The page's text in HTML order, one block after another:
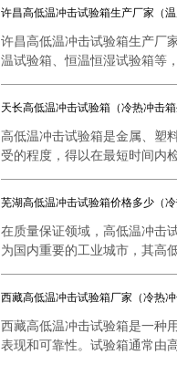
许昌高低温冲击试验箱生产厂家（
许昌高低温冲击试验箱生产厂
温试验箱、恒温恒湿试验箱等
天长高低温冲击试验箱（冷热冲击
高低温冲击试验箱是金属、塑
受的程度，得以在最短时间内
芜湖高低温冲击试验箱价格多少（
在质量保证领域，高低温冲击
为国内重要的工业城市，其高
西藏高低温冲击试验箱厂家（冷热
西藏高低温冲击试验箱是一种
表现和可靠性。试验箱通常由